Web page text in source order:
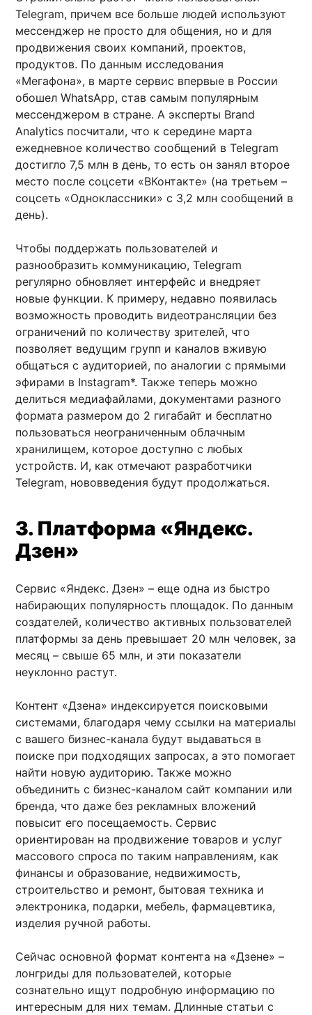
Telegram, причем все больше людей используют
мессенджер не просто для общения, но и для
продвижения своих компаний, проектов,
продуктов. По данным исследования
«Мегафона», в марте сервис впервые в России
обошел WhatsApp, став самым популярным
мессенджером в стране. А эксперты Brand
Analytics посчитали, что к середине марта
ежедневное количество сообщений в Telegram
достигло 7,5 млн в день, то есть он занял второе
место после соцсети «ВКонтакте» (на третьем –
соцсеть «Одноклассники» с 3,2 млн сообщений в
день).
Чтобы поддержать пользователей и
разнообразить коммуникацию, Telegram
регулярно обновляет интерфейс и внедряет
новые функции. К примеру, недавно появилась
возможность проводить видеотрансляции без
ограничений по количеству зрителей, что
позволяет ведущим групп и каналов вживую
общаться с аудиторией, по аналогии с прямыми
эфирами в Instagram*. Также теперь можно
делиться медиафайлами, документами разного
формата размером до 2 гигабайт и бесплатно
пользоваться неограниченным облачным
хранилищем, которое доступно с любых
устройств. И, как отмечают разработчики
Telegram, нововведения будут продолжаться.
3. Платформа «Яндекс.
Дзен»
Сервис «Яндекс. Дзен» – еще одна из быстро
набирающих популярность площадок. По данным
создателей, количество активных пользователей
платформы за день превышает 20 млн человек, за
месяц – свыше 65 млн, и эти показатели
неуклонно растут.
Контент «Дзена» индексируется поисковыми
системами, благодаря чему ссылки на материалы
с вашего бизнес-канала будут выдаваться в
поиске при подходящих запросах, а это помогает
найти новую аудиторию. Также можно
объединить с бизнес-каналом сайт компании или
бренда, что даже без рекламных вложений
повысит его посещаемость. Сервис
ориентирован на продвижение товаров и услуг
массового спроса по таким направлениям, как
финансы и образование, недвижимость,
строительство и ремонт, бытовая техника и
электроника, подарки, мебель, фармацевтика,
изделия ручной работы.
Сейчас основной формат контента на «Дзене» –
лонгриды для пользователей, которые
сознательно ищут подробную информацию по
интересным для них темам. Длинные статьи с